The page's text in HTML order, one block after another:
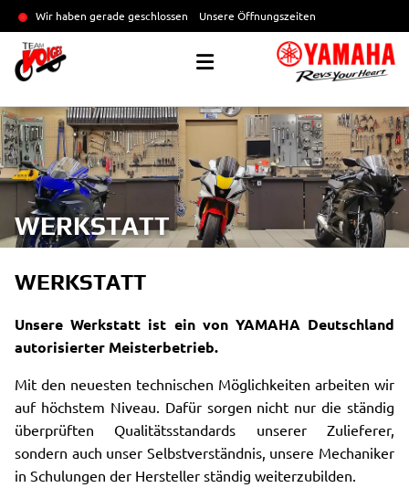
Wir haben gerade geschlossen Unsere Öffnungszeiten
WERKSTATT
WERKSTATT
Unsere Werkstatt ist ein von YAMAHA Deutschland
autorisierter Meisterbetrieb.
Mit den neuesten technischen Möglichkeiten arbeiten wir
auf höchstem Niveau. Dafür sorgen nicht nur die ständig
überprüften Qualitätsstandards unserer Zulieferer,
sondern auch unser Selbstverständnis, unsere Mechaniker
in Schulungen der Hersteller ständig weiterzubilden.